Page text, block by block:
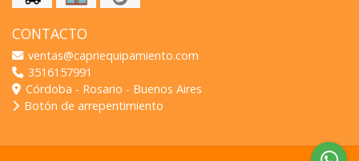
CONTACTO
ventas@capriequipamiento.com
3516157991
Córdoba - Rosario - Buenos Aires
Botón de arrepentimiento